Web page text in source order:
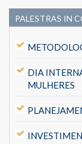
PALESTRAS IN
DIA
MULHERES